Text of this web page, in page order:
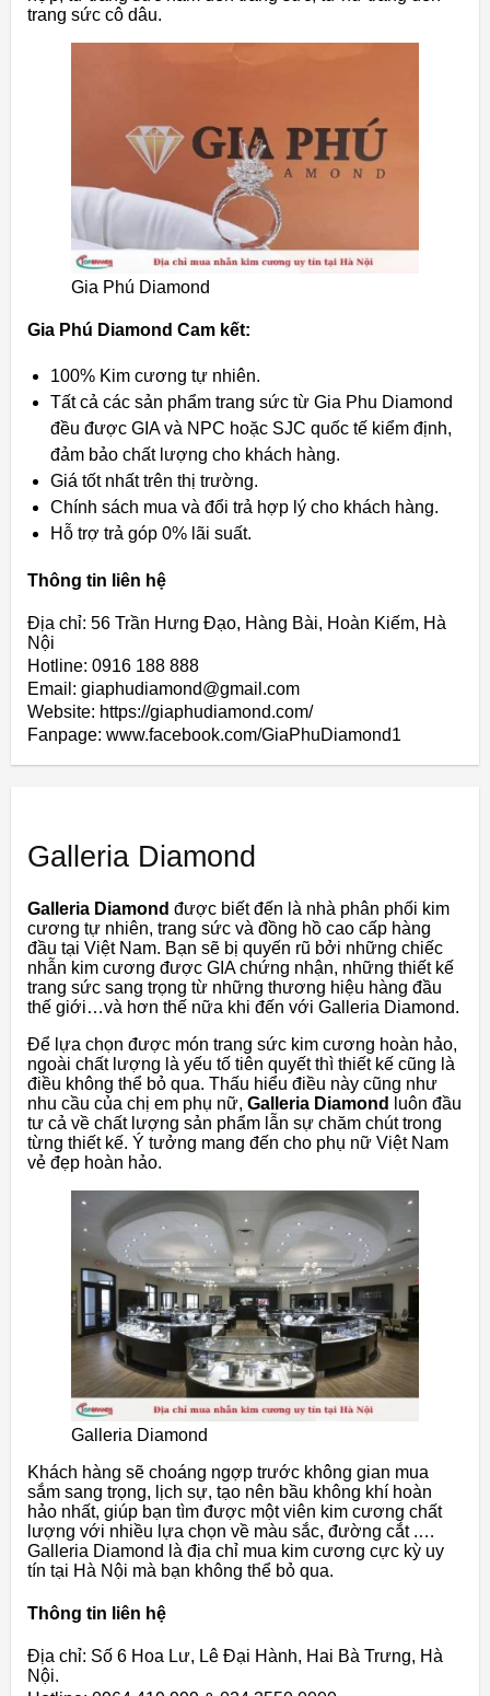
trang sức cô dâu.
Gia Phú Diamond
Gia Phú Diamond Cam kết:
100% Kim cương tự nhiên.
Tất cả các sản phẩm trang sức từ Gia Phu Diamond
đều được GIA và NPC hoặc SJC quốc tế kiểm định,
đảm bảo chất lượng cho khách hàng.
Giá tốt nhất trên thị trường.
Chính sách mua và đổi trả hợp lý cho khách hàng.
Hỗ trợ trả góp 0% lãi suất.
Thông tin liên hệ
Địa chỉ: 56 Trần Hưng Đạo, Hàng Bài, Hoàn Kiếm, Hà
Nội
Hotline: 0916 188 888
Email: giaphudiamond@gmail.com
Website: https://giaphudiamond.com/
Fanpage: www.facebook.com/GiaPhuDiamond1
Galleria Diamond
Galleria Diamond được biết đến là nhà phân phối kim
cương tự nhiên, trang sức và đồng hồ cao cấp hàng
đầu tại Việt Nam. Bạn sẽ bị quyến rũ bởi những chiếc
nhẫn kim cương được GIA chứng nhận, những thiết kế
trang sức sang trọng từ những thương hiệu hàng đầu
thế giới…và hơn thế nữa khi đến với Galleria Diamond.
Để lựa chọn được món trang sức kim cương hoàn hảo,
ngoài chất lượng là yếu tố tiên quyết thì thiết kế cũng là
điều không thể bỏ qua. Thấu hiểu điều này cũng như
nhu cầu của chị em phụ nữ, Galleria Diamond
luôn đầu
tư cả về chất lượng sản phẩm lẫn sự chăm chút trong
từng thiết kế. Ý tưởng mang đến cho phụ nữ Việt Nam
vẻ đẹp hoàn hảo.
Galleria Diamond
Khách hàng sẽ choáng ngợp trước không gian mua
sắm sang trọng, lịch sự, tạo nên bầu không khí hoàn
hảo nhất, giúp bạn tìm được một viên kim cương chất
lượng với nhiều lựa chọn về màu sắc, đường cắt .…
Galleria Diamond là địa chỉ mua kim cương cực kỳ uy
tín tại Hà Nội mà bạn không thể bỏ qua.
Thông tin liên hệ
Địa chỉ: Số 6 Hoa Lư, Lê Đại Hành, Hai Bà Trưng, Hà
Nội.